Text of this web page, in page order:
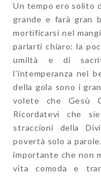
Un tempo ero solito
grande e farà gran
mortificarsi nel
parlarti chiaro: la
umiltà e di
l’intemperanza nel
della gola sono i
volete che Gesù
Ricordatevi che
straccioni della
povertà solo a
importante che non
vita comoda e